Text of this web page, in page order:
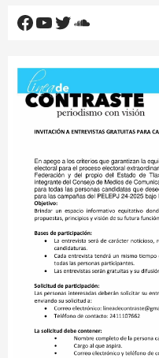
Facebook
YouTube
Twitter
SoundCloud